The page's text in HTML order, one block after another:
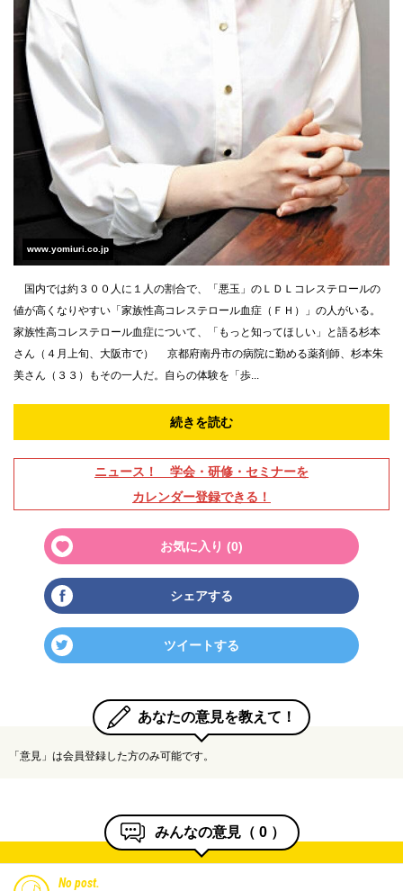
www.yomiuri.co.jp
国内では約３００人に１人の割合で、「悪玉」のＬＤＬコレステロールの
値が高くなりやすい「家族性高コレステロール血症（ＦＨ）」の人がいる。
家族性高コレステロール血症について、「もっと知ってほしい」と語る杉本
さん（４月上旬、大阪市で） 京都府南丹市の病院に勤める薬剤師、杉本朱
美さん（３３）もその一人だ。自らの体験を「歩...
続きを読む
ニュース！ 学会・研修・セミナーを
カレンダー登録できる！
お気に入り (0)
シェアする
ツイートする
あなたの意見を教えて！
「意見」は会員登録した方のみ可能です。
みんなの意見（ 0 ）
No post.